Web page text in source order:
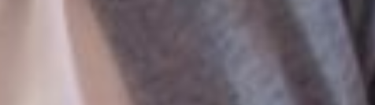
hamacs de transfert
. Grâce à cette disposition le taux
nous poursuivons nos investissements.